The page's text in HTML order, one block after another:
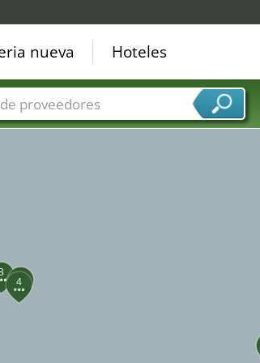
2
4
nueva Hoteles
Sectores de proveedor de servicios